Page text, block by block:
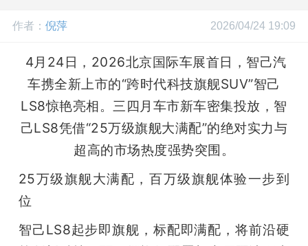
网
作者： 倪萍 2026/04/24 19:09
4月24日，2026北京国际车展首日，智己汽
车携全新上市的“跨时代科技旗舰SUV”智己
LS8惊艳亮相。三四月车市新车密集投放，智
己LS8凭借“25万级旗舰大满配”的绝对实力与
超高的市场热度强势突围。
25万级旗舰大满配，百万级旗舰体验一步到
位
智己LS8起步即旗舰，标配即满配，将前沿硬